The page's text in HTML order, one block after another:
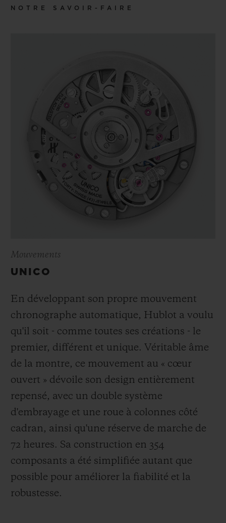
NOTRE SAVOIR-FAIRE
Mouvements
UNICO
En développant son propre mouvement
chronographe automatique, Hublot a voulu
qu'il soit - comme toutes ses créations - le
premier, différent et unique. Véritable âme
de la montre, ce mouvement au « cœur
ouvert » dévoile son design entièrement
repensé, avec un double système
d'embrayage et une roue à colonnes côté
cadran, ainsi qu'une réserve de marche de
72 heures. Sa construction en 354
composants a été simplifiée autant que
possible pour améliorer la fiabilité et la
robustesse.